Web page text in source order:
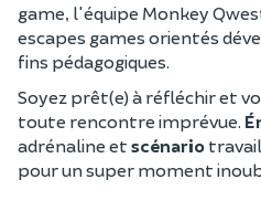
game, l'équipe Monkey
escapes games orientés
fins pédagogiques.
Soyez prêt(e) à réfléchir et
toute rencontre imprévue.
adrénaline et scénario
pour un super moment